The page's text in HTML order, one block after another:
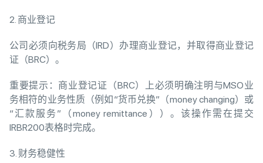
2. 商业登记
公司必须向税务局（IRD）办理商业登记，并取得商业登记
证（BRC）。
重要提示：商业登记证（BRC）上必须明确注明与MSO业
务相符的业务性质（例如“货币兑换”（money changing）或
“汇款服务”（money remittance））。该操作需在提交
IRBR200表格时完成。
3. 财务稳健性